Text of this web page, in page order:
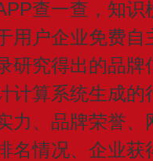
查一查，知
用户企业免费
研究得出的品
计算系统生成
力、品牌荣誉
名情况、企业